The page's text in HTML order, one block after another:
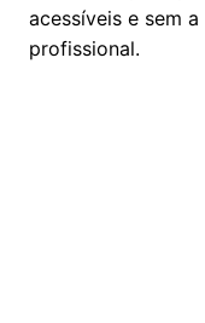
acessíveis e sem
profissional.